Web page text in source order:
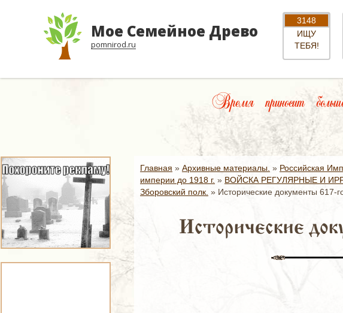
Мое Семейное Древо
pomnirod.ru
3148
ИЩУ
ТЕБЯ!
Время приносит
Главная » Архивные материалы. » Российская
империи до 1918 г. » ВОЙСКА РЕГУЛЯРНЫЕ И
Зборовский полк. » Исторические документы 617-
Исторические